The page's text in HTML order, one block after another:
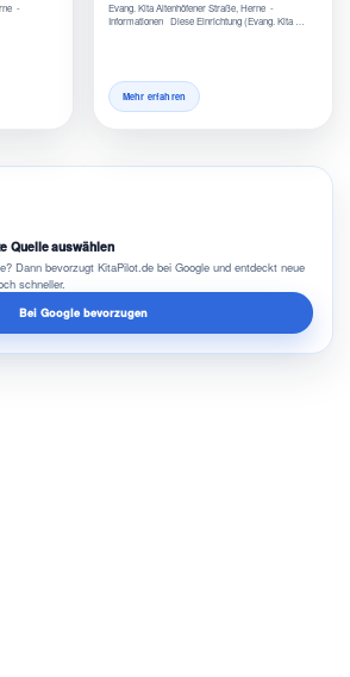
-
Evang. Kita Altenhöfener Straße, Herne -
Informationen Diese Einrichtung (Evang. Kita …
Mehr erfahren
Quelle auswählen
Dann bevorzugt KitaPilot.de bei Google und entdeckt neue
schneller.
Bei Google bevorzugen